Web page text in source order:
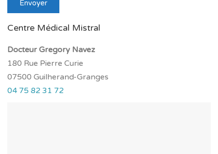
Centre Médical Mistral
Docteur Gregory Navez
180 Rue Pierre Curie
07500 Guilherand-Granges
04 75 82 31 72